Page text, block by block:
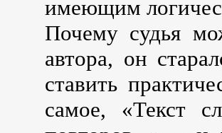
имеющим
Почему судья
автора, он
ставить
самое, «Текст